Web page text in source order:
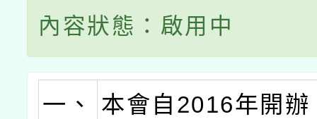
內容狀態：啟用中
一、
本會自2016年開辦